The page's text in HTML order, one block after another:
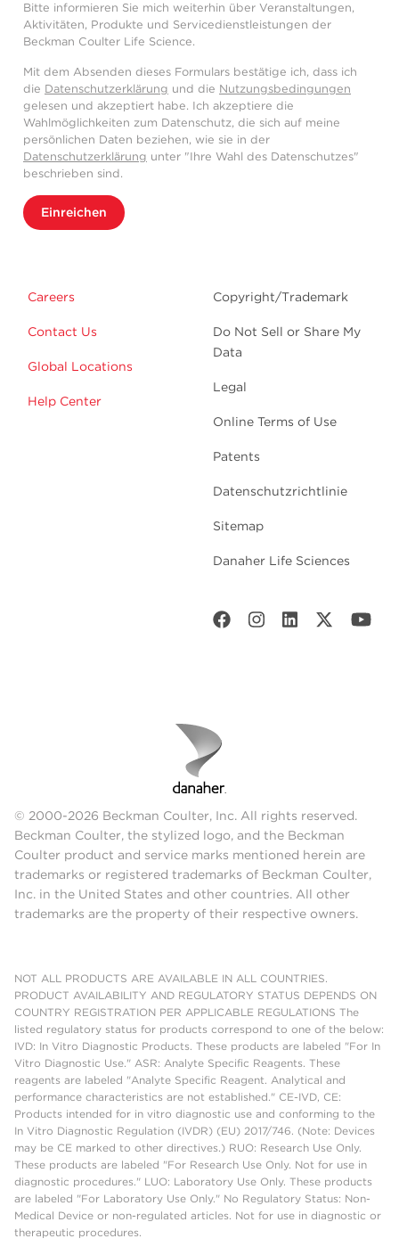
Bitte informieren Sie mich weiterhin über Veranstaltungen,
Aktivitäten, Produkte und Servicedienstleistungen der
Beckman Coulter Life Science.
Mit dem Absenden dieses Formulars bestätige ich, dass ich
die Datenschutzerklärung und die Nutzungsbedingungen
gelesen und akzeptiert habe. Ich akzeptiere die
Wahlmöglichkeiten zum Datenschutz, die sich auf meine
persönlichen Daten beziehen, wie sie in der
Datenschutzerklärung unter "Ihre Wahl des Datenschutzes"
beschrieben sind.
Einreichen
Careers
Contact Us
Global Locations
Help Center
Copyright/Trademark
Do Not Sell or Share My
Data
Legal
Online Terms of Use
Patents
Datenschutzrichtlinie
Sitemap
Danaher Life Sciences
© 2000-2026 Beckman Coulter, Inc. All rights reserved.
Beckman Coulter, the stylized logo, and the Beckman
Coulter product and service marks mentioned herein are
trademarks or registered trademarks of Beckman Coulter,
Inc. in the United States and other countries. All other
trademarks are the property of their respective owners.
NOT ALL PRODUCTS ARE AVAILABLE IN ALL COUNTRIES.
PRODUCT AVAILABILITY AND REGULATORY STATUS DEPENDS ON
COUNTRY REGISTRATION PER APPLICABLE REGULATIONS The
listed regulatory status for products correspond to one of the below:
IVD: In Vitro Diagnostic Products. These products are labeled "For In
Vitro Diagnostic Use." ASR: Analyte Specific Reagents. These
reagents are labeled "Analyte Specific Reagent. Analytical and
performance characteristics are not established." CE-IVD, CE:
Products intended for in vitro diagnostic use and conforming to the
In Vitro Diagnostic Regulation (IVDR) (EU) 2017/746. (Note: Devices
may be CE marked to other directives.) RUO: Research Use Only.
These products are labeled "For Research Use Only. Not for use in
diagnostic procedures." LUO: Laboratory Use Only. These products
are labeled "For Laboratory Use Only." No Regulatory Status: Non-
Medical Device or non-regulated articles. Not for use in diagnostic or
therapeutic procedures.